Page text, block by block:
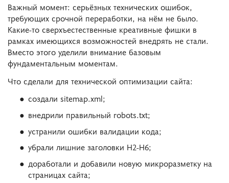
Важный момент: серьёзных технических ошибок,
требующих срочной переработки, на нём не было.
Какие-то сверхъестественные креативные фишки в
рамках имеющихся возможностей внедрять не стали.
Вместо этого уделили внимание базовым
фундаментальным моментам.
Что сделали для технической оптимизации сайта:
создали sitemap.xml;
внедрили правильный robots.txt;
устранили ошибки валидации кода;
убрали лишние заголовки H2-H6;
доработали и добавили новую микроразметку на
страницах сайта;